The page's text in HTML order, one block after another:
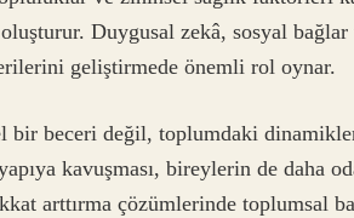
Duygusal zekâ, sosyal bağlar
geliştirmede önemli rol oynar.
bir beceri değil, toplumdaki
kavuşması, bireylerin de daha
arttırma çözümlerinde toplumsal